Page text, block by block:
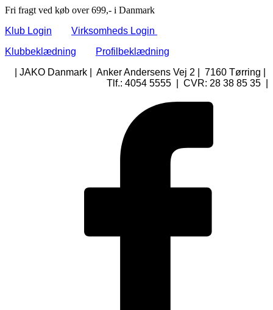
Fri fragt ved køb over 699,- i Danmark
Klub Login
Virksomheds Login
Klubbeklædning
Profilbeklædning
| JAKO Danmark | Anker Andersens Vej 2 | 7160 Tørring |
Tlf.: 4054 5555 | CVR: 28 38 85 35 |